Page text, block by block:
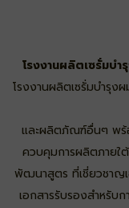
โรงงานผลิตเซรั่มบำ
โรงงานผลิตเซรั่มบำรุงผ
และผลิตภัณฑ์อื่นๆ พร้
ควบคุมการผลิตภาย
พัฒนาสูตร ที่เชี่ยวชาญ
เอกสารรับรองสำหรับ